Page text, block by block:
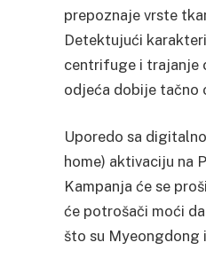
prepoznaje vrste
Detektujući
centrifuge i trajanje
odjeća dobije tačno
Uporedo sa
home) aktivaciju na
Kampanja će se
će potrošači moći
što su Myeongdong